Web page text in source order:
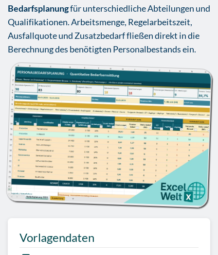
Bedarfsplanungfür unterschiedliche Abteilungen und
Qualifikationen. Arbeitsmenge, Regelarbeitszeit,
Ausfallquote und Zusatzbedarf fließen direkt in die
Berechnung des benötigten Personalbestands ein.
Vorlagendaten